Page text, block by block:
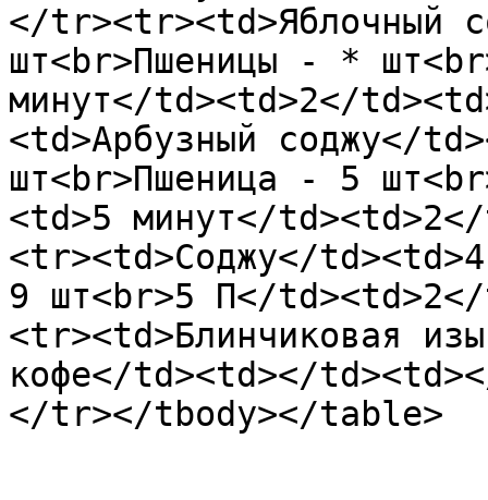
</tr><tr><td>Яблочный
шт<br>Пшеницы - *
минут</td><td>2</
<td>Арбузный соджу</
шт<br>Пшеница - 5
<td>5 минут</
<tr><td>Соджу</
9 шт<br>5 П</
<tr><td>Блинчиковая
кофе</td><td></